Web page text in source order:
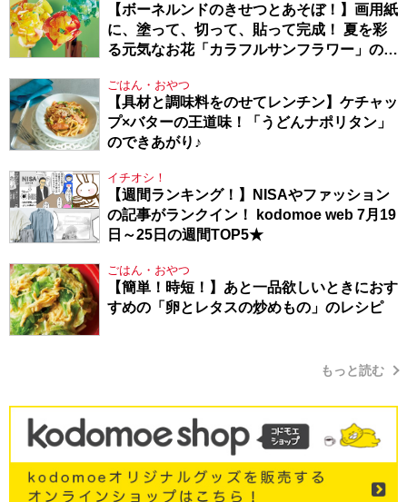
【ボーネルンドのきせつとあそぼ！】画用紙
に、塗って、切って、貼って完成！ 夏を彩
る元気なお花「カラフルサンフラワー」の作
ごはん・おやつ
【具材と調味料をのせてレンチン】ケチャッ
プ×バターの王道味！「うどんナポリタン」
のできあがり♪
イチオシ！
【週間ランキング！】NISAやファッション
の記事がランクイン！ kodomoe web 7月19
日～25日の週間TOP5★
ごはん・おやつ
【簡単！時短！】あと一品欲しいときにおす
すめの「卵とレタスの炒めもの」のレシピ
もっと読む